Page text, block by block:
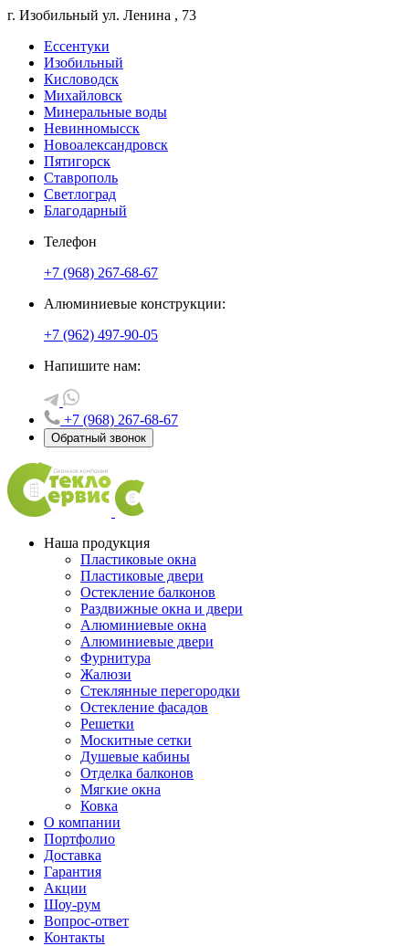
г. Изобильный ул. Ленина , 73
Ессентуки
Изобильный
Кисловодск
Михайловск
Минеральные воды
Невинномысск
Новоалександровск
Пятигорск
Ставрополь
Светлоград
Благодарный
Телефон
+7 (968) 267-68-67
Алюминиевые конструкции:
+7 (962) 497-90-05
Напишите нам:
+7 (968) 267-68-67
Обратный звонок
Наша продукция
Пластиковые окна
Пластиковые двери
Остекление балконов
Раздвижные окна и двери
Алюминиевые окна
Алюминиевые двери
Фурнитура
Жалюзи
Стеклянные перегородки
Остекление фасадов
Решетки
Москитные сетки
Душевые кабины
Отделка балконов
Мягкие окна
Ковка
О компании
Портфолио
Доставка
Гарантия
Акции
Шоу-рум
Вопрос-ответ
Контакты